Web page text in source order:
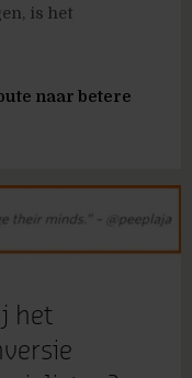
is het
naar betere
het